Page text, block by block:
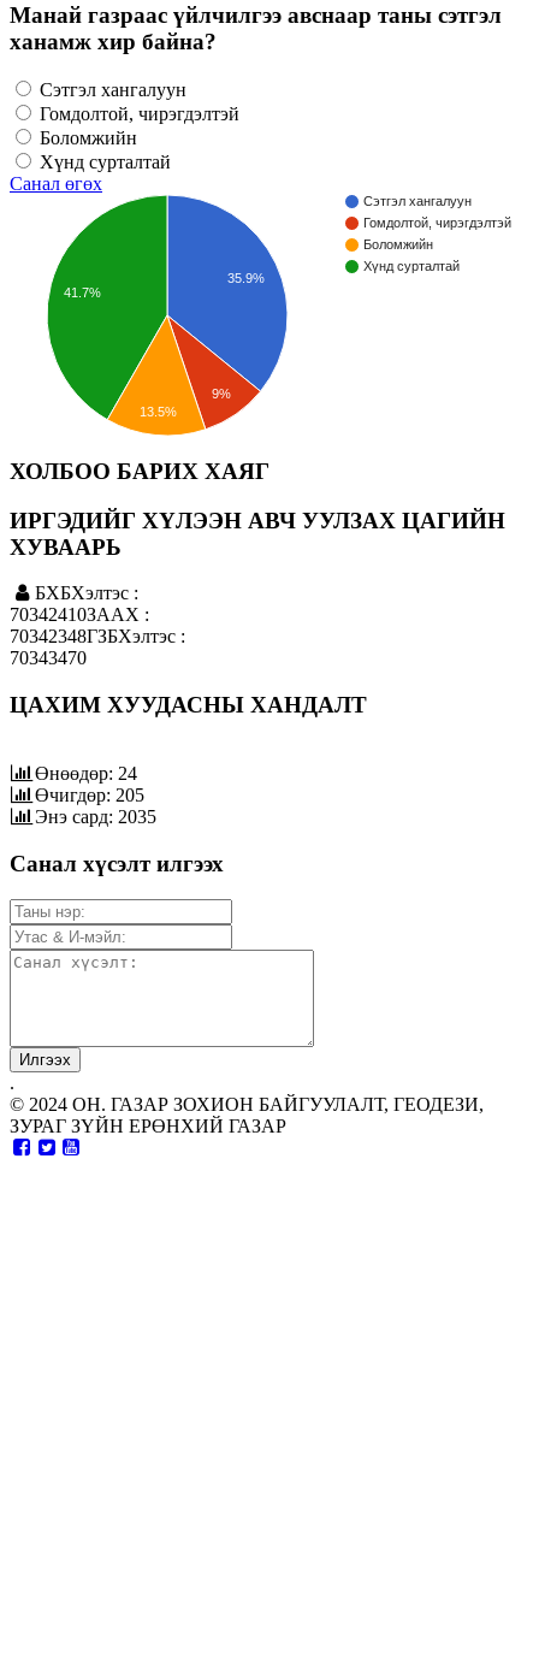
Манай газраас үйлчилгээ авснаар таны сэтгэл
ханамж хир байна?
Сэтгэл хангалуун
Гомдолтой, чирэгдэлтэй
Боломжийн
Хүнд сурталтай
Санал өгөх
Сэтгэл хангалуун
Гомдолтой, чирэгдэлтэй
Боломжийн
Хүнд сурталтай
35.9%
9%
41.7%
13.5%
ХОЛБОО БАРИХ ХАЯГ
ИРГЭДИЙГ ХҮЛЭЭН АВЧ УУЛЗАХ ЦАГИЙН
ХУВААРЬ
БХБХэлтэс :
70342410ЗААХ :
70342348ГЗБХэлтэс :
70343470
ЦАХИМ ХУУДАСНЫ ХАНДАЛТ
Өнөөдөр: 24
Өчигдөр: 205
Энэ сард: 2035
Санал хүсэлт илгээх
.
© 2024 ОН. ГАЗАР ЗОХИОН БАЙГУУЛАЛТ, ГЕОДЕЗИ,
ЗУРАГ ЗҮЙН ЕРӨНХИЙ ГАЗАР